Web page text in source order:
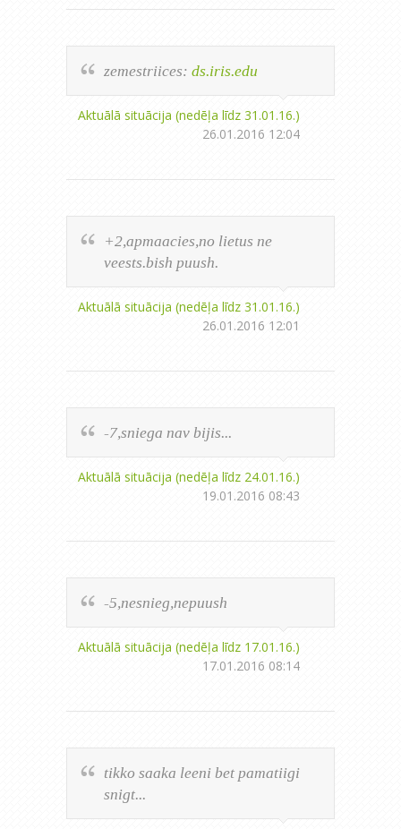
zemestriices: ds.iris.edu
Aktuālā situācija (nedēļa līdz 31.01.16.)
26.01.2016 12:04
+2,apmaacies,no lietus ne
veests.bish puush.
Aktuālā situācija (nedēļa līdz 31.01.16.)
26.01.2016 12:01
-7,sniega nav bijis...
Aktuālā situācija (nedēļa līdz 24.01.16.)
19.01.2016 08:43
-5,nesnieg,nepuush
Aktuālā situācija (nedēļa līdz 17.01.16.)
17.01.2016 08:14
tikko saaka leeni bet pamatiigi
snigt...